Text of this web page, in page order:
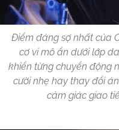
Điểm đáng sợ nhất của
cơ vi mô ẩn dưới lớp
khiển từng chuyển động
cười nhẹ hay thay đổi
cảm giác giao